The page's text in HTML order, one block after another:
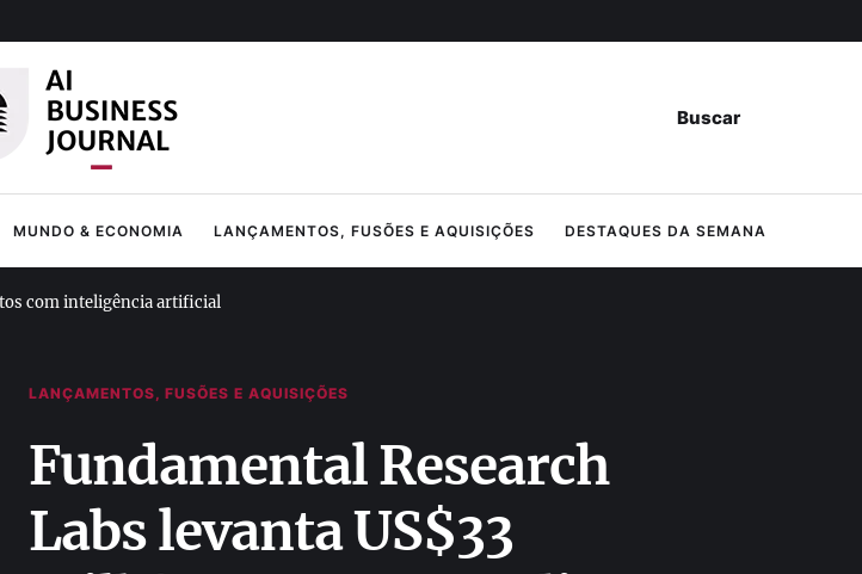
Buscar
MUNDO & ECONOMIA LANÇAMENTOS, FUSÕES E AQUISIÇÕES DESTAQUES DA SEMANA
com inteligência artificial
LANÇAMENTOS, FUSÕES E AQUISIÇÕES
Fundamental Research
Labs levanta US$33